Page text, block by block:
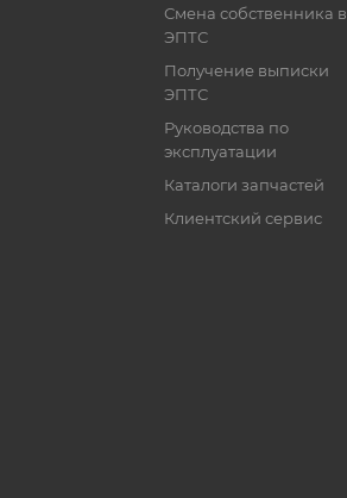
Смена собственника в
ЭПТС
Получение выписки
ЭПТС
Руководства по
эксплуатации
Каталоги запчастей
Клиентский сервис